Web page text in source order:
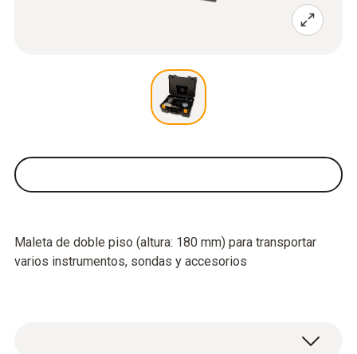
Maleta de doble piso (altura: 180 mm) para transportar
varios instrumentos, sondas y accesorios